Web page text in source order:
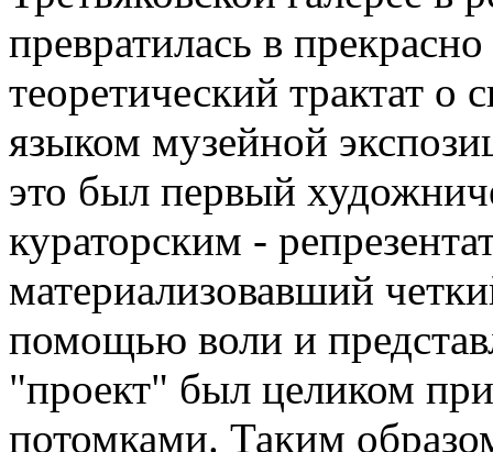
превратилась в
теоретический трактат
языком музейной
это был первый
кураторским -
материализовавший
помощью воли и
"проект" был целиком
потомками. Таким